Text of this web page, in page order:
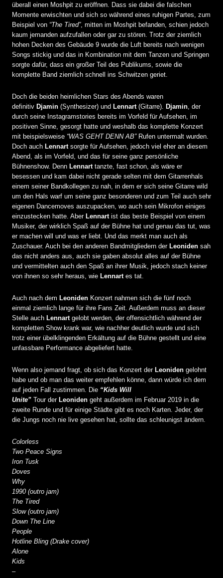
überall einen Moshpit zu eröffnen. Dass sie dabei die falschen
Momente erwischten und sich so während eines ruhigen Partes, zum
Beispiel von “The Tired”, mitten im Moshpit befanden, schien jedoch
kaum jemanden aufzufallen oder gar zu stören. Trotz der ziemlich
hohen Decken des Gebäude 9 wurde die Luft bereits nach wenigen
Songs stickig und das in Kombination mit dem Tanzen und Springen
sorgte dafür, dass ein großer Teil des Publikums, sowie die
komplette Band ziemlich schnell ins Schwitzen geriet.
Doch die beiden heimlichen Stars des Abends waren
definitiv Djamin (Synthesizer) und Lennart(Gitarre). Djamin , der
durch seine Instagramstories bereits im Vorfeld für Aufsehen, im
positiven Sinne, gesorgt hatte und weshalb das komplette Konzert
mit beispielsweise “WAS GEHT DENN AB”Rufen untermalt wurden.
Doch auch Lennartsorgte für Aufsehen, jedoch viel eher an diesem
Abend, als im Vorfeld, und das für seine ganz persönliche
Bühnenshow. Denn Lennart tanzte, fast schon, als wäre er
besessen und kam dabei nicht gerade selten mit dem Gitarrenhals
einem seiner Bandkollegen zu nah, in dem er sich seine Gitarre wild
um den Hals warf um seine ganz besonderen und zum Teil auch sehr
eigenen Dancemoves auszupacken, wo auch sein Mikrofon einiges
einzustecken hatte. Aber Lennartist das beste Beispiel von einem
Musiker, der wirklich Spaß auf der Bühne hat und genau das tut, was
er machen will und was er liebt. Und das merkt man auch als
Zuschauer. Auch bei den anderen Bandmitgliedern der Leoniden sah
das nicht anders aus, auch sie gaben absolut alles auf der Bühne
und vermittelten auch den Spaß an ihrer Musik, jedoch stach keiner
von ihnen so sehr heraus, wie Lennartes tat.
Auch nach dem Leoniden Konzert nahmen sich die fünf noch
einmal ziemlich lange für ihre Fans Zeit. Außerdem muss an dieser
Stelle auch Lennartgelobt werden, der offensichtlich während der
kompletten Show krank war, wie nachher deutlich wurde und sich
trotz einer übelklingenden Erkältung auf die Bühne gestellt und eine
unfassbare Performance abgeliefert hatte.
Wenn also jemand fragt, ob sich das Konzert der Leoniden gelohnt
habe und ob man das weiter empfehlen könne, dann würde ich dem
auf jeden Fall zustimmen. Die “Kids Will
Unite” Tour derLeoniden geht außerdem im Februar 2019 in die
zweite Runde und für einige Städte gibt es noch Karten. Jeder, der
die Jungs noch nie live gesehen hat, sollte das schleunigst ändern.
Colorless
Two Peace Signs
Iron Tusk
Doves
Why
1990 (outro jam)
The Tired
Slow (outro jam)
Down The Line
People
Hotline Bling (Drake cover)
Alone
Kids
–